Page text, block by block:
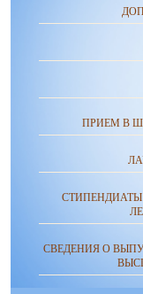
ПРИЕМ В
СВЕДЕНИЯ О